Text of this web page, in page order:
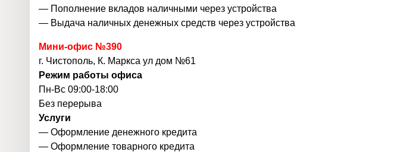
— Пополнение вкладов наличными через устройства
— Выдача наличных денежных средств через устройства
Мини-офис №390
г. Чистополь, К. Маркса ул дом №61
Режим работы офиса
Пн-Вс 09:00-18:00
Без перерыва
Услуги
— Оформление денежного кредита
— Оформление товарного кредита